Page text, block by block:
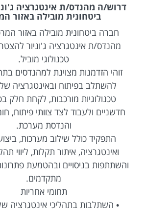
דרוש/ה מהנדס/ת אינטגרציה
ביטחונית מובילה באזור
חברה ביטחונית מובילה באזור
מהנדס/ת אינטגרציה ג'וניור
טכנולוגי מוביל.
זוהי הזדמנות מצוינת למהנדסים
להשתלב בפיתוח ובאינטגרציה
טכנולוגיות מורכבות, לקחת חלק
חדשניים ולעבוד לצד צוותי פיתוח,
והנדסת מערכת.
התפקיד כולל שילוב מערכות,
ואינטגרציה, איתור תקלות, ליווי
והשתתפות בניסויים ובהטמעת
מתקדמים.
תחומי אחריות
• השתלבות בתהליכי אינטגרציה